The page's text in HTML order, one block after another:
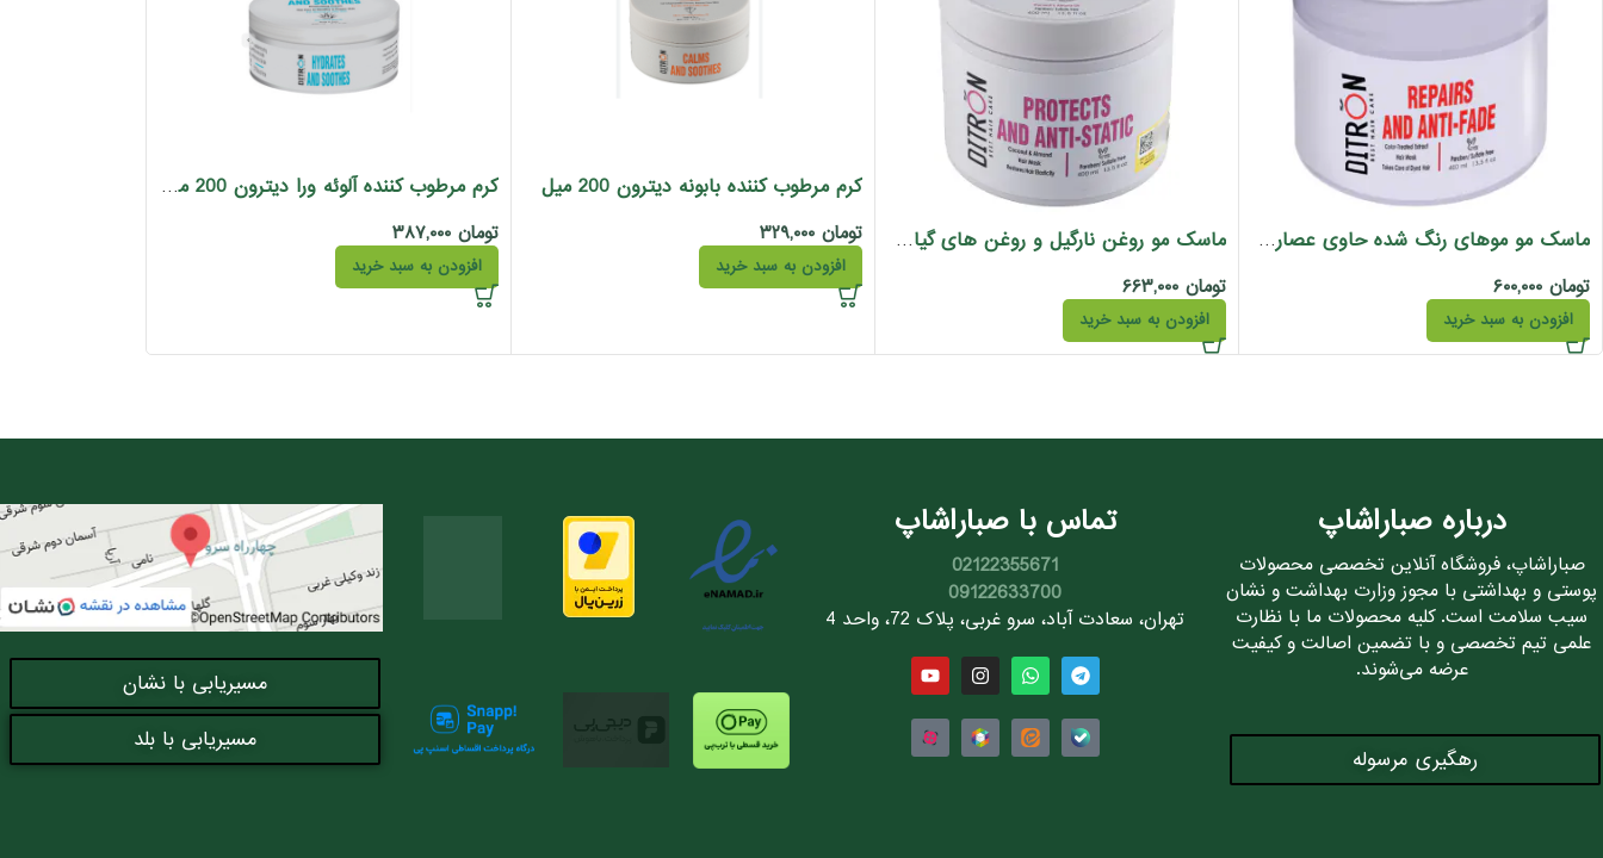
ماسک مو موهای رنگ شده حاوی عصاره انار دیترون 400 میل
تومان
افزودن به سبد خرید
ماسک مو روغن نارگیل و روغن های گیاهی دیترون 400 میل
تومان
افزودن به سبد خرید
کرم مرطوب کننده بابونه دیترون 200 میل
تومان
افزودن به سبد خرید
کرم مرطوب کننده آلوئه ورا دیترون 200 میل
تومان
افزودن به سبد خرید
درباره صباراشاپ
صباراشاپ، فروشگاه آنلاین تخصصی محصولات
پوستی و بهداشتی با مجوز وزارت بهداشت و نشان
سیب سلامت است. کلیه محصولات ما با نظارت
علمی تیم تخصصی و با تضمین اصالت و کیفیت
عرضه می‌شوند.
رهگیری مرسوله
تماس با صباراشاپ
02122355671
09122633700
تهران، سعادت آباد، سرو غربی، پلاک 72، واحد 4
مسیریابی با نشان
مسیریابی با بلد